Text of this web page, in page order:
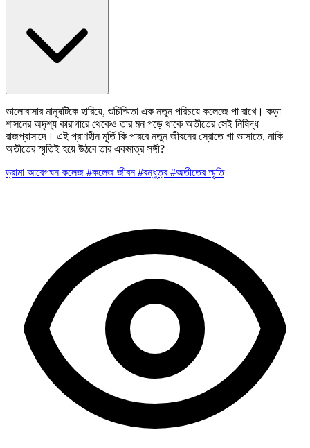
ভালোবাসার মানুষটিকে হারিয়ে, শুচিস্মিতা এক নতুন পরিচয়ে কলেজে পা রাখে। কড়া
শাসনের অদৃশ্য কারাগারে থেকেও তার মন পড়ে থাকে অতীতের সেই নিষিদ্ধ
রাজপ্রাসাদে। এই প্রাণহীন মূর্তি কি পারবে নতুন জীবনের স্রোতে গা ভাসাতে, নাকি
অতীতের স্মৃতিই হয়ে উঠবে তার একমাত্র সঙ্গী?
ড্রামা আবেগঘনকলেজ #কলেজ জীবন#বন্ধুত্ব#অতীতের স্মৃতি